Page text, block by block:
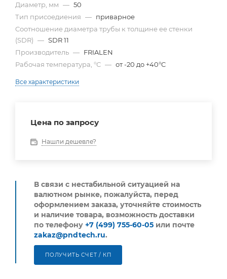
Диаметр, мм — 50
Тип присоедиения — приварное
Cоотношение диаметра трубы к толщине ее стенки
(SDR) — SDR 11
Производитель — FRIALEN
Рабочая температура, °С — от -20 до +40°C
Все характеристики
Цена по запросу
Нашли дешевле?
В связи с нестабильной ситуацией на
валютном рынке, пожалуйста, перед
оформлением заказа, уточняйте стоимость
и наличие товара, возможность доставки
по телефону +7 (499) 755-60-05 или почте
zakaz@pndtech.ru.
ПОЛУЧИТЬ СЧЕТ / КП